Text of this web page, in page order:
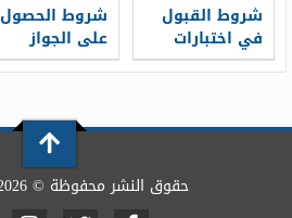
شروط القبول
في اختبارات
كفايات
1448
شروط الحصول
على الجواز
السعودي لغير
حقوق النشر محفوظة © 2026 موقع المرجع